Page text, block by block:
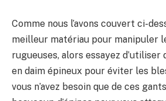
Comme nous l’avons couvert ci-
meilleur matériau pour manipuler
rugueuses, alors essayez d’utiliser
en daim épineux pour éviter les
vous n’avez besoin que de ces